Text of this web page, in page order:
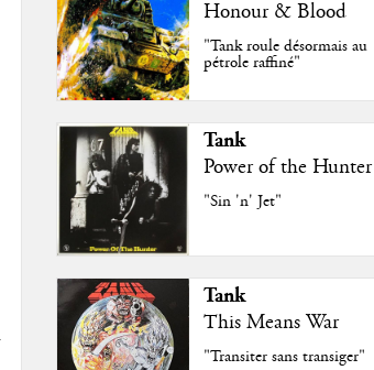
Honour & Blood
"Tank roule désormais au
pétrole raffiné"
Tank
Power of the Hunter
"Sin 'n' Jet"
Tank
This Means War
"Transiter sans transiger"